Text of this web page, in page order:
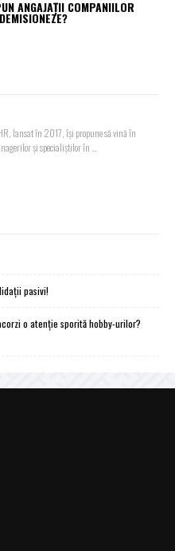
ANGAJAȚII COMPANIILOR
lansat în 2017, își propune să vină în
și specialiștilor în ...
pasivi!
o atenție sporită hobby-urilor?